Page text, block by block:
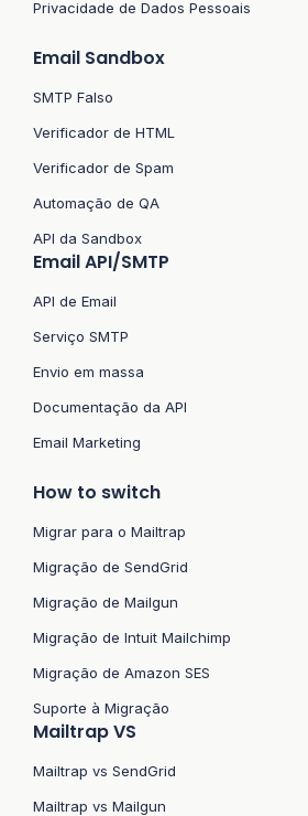
Privacidade de Dados Pessoais
Email Sandbox
SMTP Falso
Verificador de HTML
Verificador de Spam
Automação de QA
API da Sandbox
Email API/SMTP
API de Email
Serviço SMTP
Envio em massa
Documentação da API
Email Marketing
How to switch
Migrar para o Mailtrap
Migração de SendGrid
Migração de Mailgun
Migração de Intuit Mailchimp
Migração de Amazon SES
Suporte à Migração
Mailtrap VS
Mailtrap vs SendGrid
Mailtrap vs Mailgun